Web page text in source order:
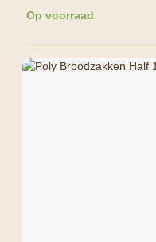
Op voorraad